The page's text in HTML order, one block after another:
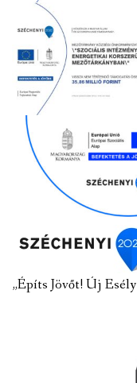
„Építs Jövőt! Új